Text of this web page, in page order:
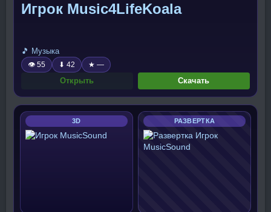
Игрок Music4LifeKoala
🎵 Музыка
👁 55 ⬇ 42 ★ —
Открыть Скачать
3D РАЗВЕРТКА